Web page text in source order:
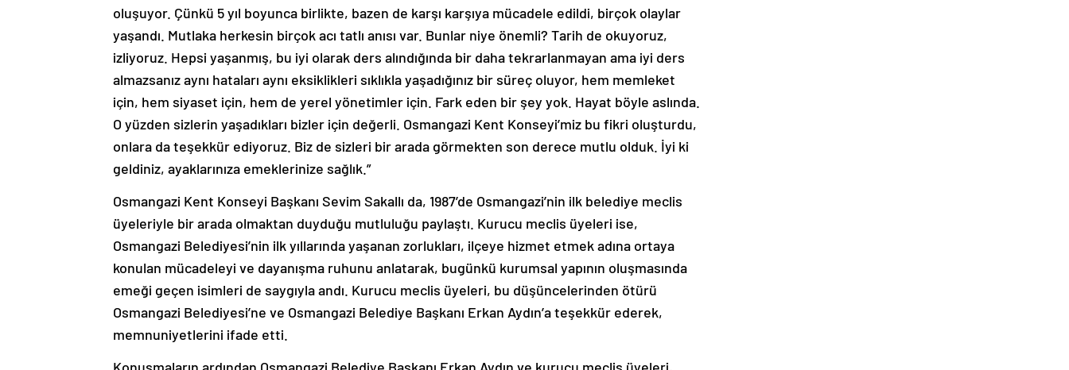
oluşuyor. Çünkü 5 yıl boyunca birlikte, bazen de karşı karşıya mücadele edildi, birçok olaylar
yaşandı. Mutlaka herkesin birçok acı tatlı anısı var. Bunlar niye önemli? Tarih de okuyoruz,
izliyoruz. Hepsi yaşanmış, bu iyi olarak ders alındığında bir daha tekrarlanmayan ama iyi ders
almazsanız aynı hataları aynı eksiklikleri sıklıkla yaşadığınız bir süreç oluyor, hem memleket
için, hem siyaset için, hem de yerel yönetimler için. Fark eden bir şey yok. Hayat böyle aslında.
O yüzden sizlerin yaşadıkları bizler için değerli. Osmangazi Kent Konseyi’miz bu fikri oluşturdu,
onlara da teşekkür ediyoruz. Biz de sizleri bir arada görmekten son derece mutlu olduk. İyi ki
geldiniz, ayaklarınıza emeklerinize sağlık.”
Osmangazi Kent Konseyi Başkanı Sevim Sakallı da, 1987’de Osmangazi’nin ilk belediye meclis
üyeleriyle bir arada olmaktan duyduğu mutluluğu paylaştı. Kurucu meclis üyeleri ise,
Osmangazi Belediyesi’nin ilk yıllarında yaşanan zorlukları, ilçeye hizmet etmek adına ortaya
konulan mücadeleyi ve dayanışma ruhunu anlatarak, bugünkü kurumsal yapının oluşmasında
emeği geçen isimleri de saygıyla andı. Kurucu meclis üyeleri, bu düşüncelerinden ötürü
Osmangazi Belediyesi’ne ve Osmangazi Belediye Başkanı Erkan Aydın’a teşekkür ederek,
memnuniyetlerini ifade etti.